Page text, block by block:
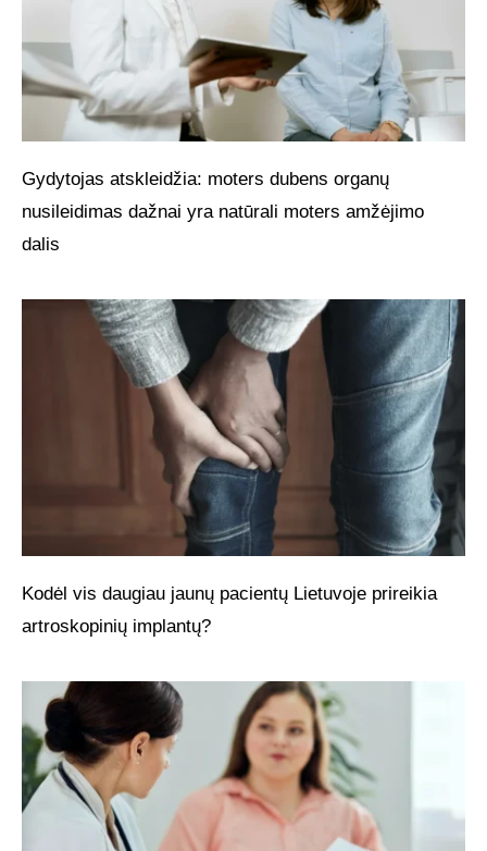
Gydytojas atskleidžia: moters dubens organų
nusileidimas dažnai yra natūrali moters amžėjimo
dalis
Kodėl vis daugiau jaunų pacientų Lietuvoje prireikia
artroskopinių implantų?